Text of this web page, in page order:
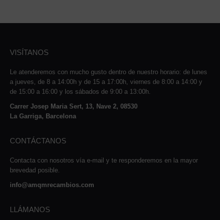
VISÍTANOS
Le atenderemos con mucho gusto dentro de nuestro horario: de lunes
a jueves, de 8 a 14:00h y de 15 a 17:00h, viernes de 8:00 a 14:00 y
de 15:00 a 16:00 y los sábados de 9:00 a 13:00h.
Carrer Josep Maria Sert, 13, Nave 2, 08530
La Garriga, Barcelona
CONTÁCTANOS
Contacta con nosotros vía e-mail y te responderemos en la mayor
brevedad posible.
info@amqmrecambios.com
LLÁMANOS